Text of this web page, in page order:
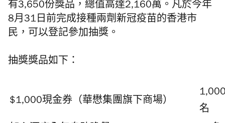
有3,650份獎品，總值高達2,160萬。凡於今年
8月31日前完成接種兩劑新冠疫苗的香港市
民，可以登記參加抽獎。
抽獎獎品如下：
$1,000現金券（華懋集團旗下商場）
名